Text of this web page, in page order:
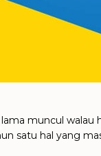
muncul
satu hal yang